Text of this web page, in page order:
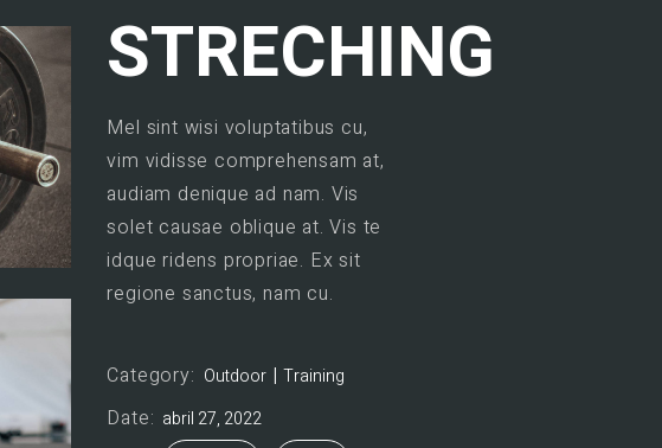
STRECHING
Mel sint wisi voluptatibus cu,
vim vidisse comprehensam at,
audiam denique ad nam. Vis
solet causae oblique at. Vis te
idque ridens propriae. Ex sit
regione sanctus, nam cu.
Category: Outdoor Training
Date: abril 27, 2022